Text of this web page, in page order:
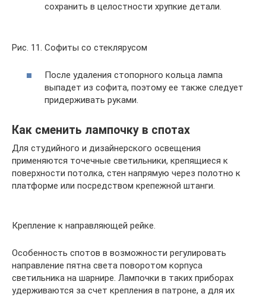
сохранить в целостности хрупкие детали.
Рис. 11. Софиты со стеклярусом
После удаления стопорного кольца лампа
выпадет из софита, поэтому ее также следует
придерживать руками.
Как сменить лампочку в спотах
Для студийного и дизайнерского освещения
применяются точечные светильники, крепящиеся к
поверхности потолка, стен напрямую через полотно к
платформе или посредством крепежной штанги.
Крепление к направляющей рейке.
Особенность спотов в возможности регулировать
направление пятна света поворотом корпуса
светильника на шарнире. Лампочки в таких приборах
удерживаются за счет крепления в патроне, а для их